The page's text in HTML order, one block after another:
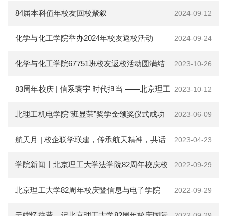
在
生
工
生
友
闻
ENGLISH
2024-09-12
84届本科值年校友回校聚叙
2024-09-24
化学与化工学院举办2024年校友返校活动
2023-10-26
化学与化工学院67751班校友返校活动圆满结
束 2023-10-12
83周年校庆 | 信系寰宇 时代担当 ——北京理工
大学信息与电子学院喜迎70周年院庆 2023-06-09
北理工机电学院“班显荣”奖学金颁奖仪式成功
举行 2023-04-23
航天月 | 校企联学联建，传承航天精神，共话
使命担当 2022-09-29
学院新闻丨北京理工大学法学院82周年校庆校
友“云”返校活动成功举办 2022-09-29
北京理工大学82周年校庆暨信息与电子学院